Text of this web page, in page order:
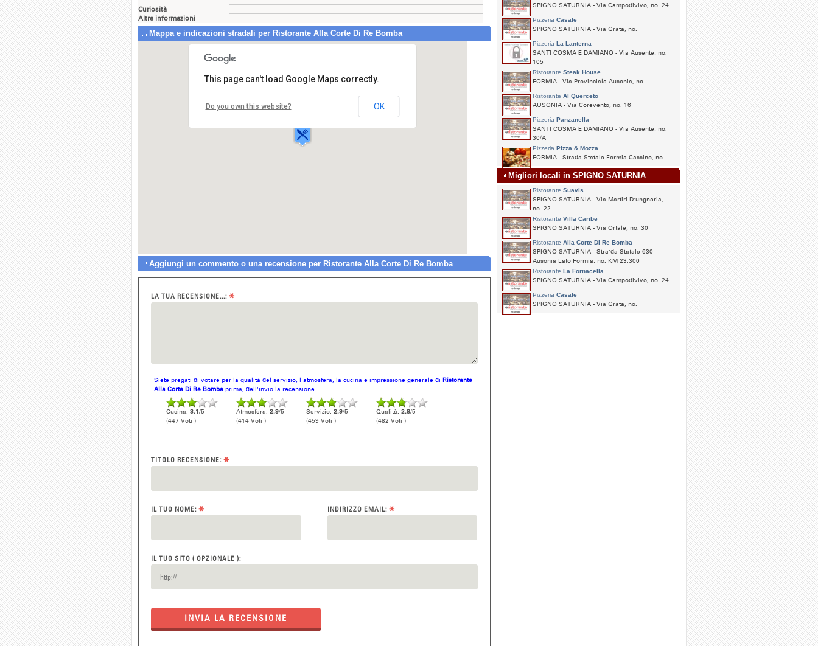
Curiosità
Altre informazioni
Mappa e indicazioni stradali per Ristorante Alla Corte Di Re Bomba
Formia,KM 23.300
This page can't load Google Maps correctly.
Do you own this website? OK
Aggiungi un commento o una recensione per Ristorante Alla Corte Di Re Bomba
LA TUA RECENSIONE...: *
Siete pregati di votare per la qualità del servizio, l'atmosfera, la cucina e impressione generale di Ristorante
Alla Corte Di Re Bomba prima, dell'invio la recensione.
Cucina: 3.1/5
(447 Voti )
Atmosfera: 2.9/5
(414 Voti )
Servizio: 2.9/5
(459 Voti )
Qualità: 2.8/5
(482 Voti )
TITOLO RECENSIONE: *
IL TUO NOME: * INDIRIZZO EMAIL:*
IL TUO SITO ( OPZIONALE ):
INVIA LA RECENSIONE
SPIGNO SATURNIA - Via Campodivivo, no. 24
Pizzeria Casale
SPIGNO SATURNIA - Via Grata, no.
Pizzeria La Lanterna
SANTI COSMA E DAMIANO - Via Ausente, no.
105
Ristorante Steak House
FORMIA - Via Provinciale Ausonia, no.
Ristorante Al Querceto
AUSONIA - Via Corevento, no. 16
Pizzeria Panzanella
SANTI COSMA E DAMIANO - Via Ausente, no.
30/A
Pizzeria Pizza & Mozza
FORMIA - Strada Statale Formia-Cassino, no.
Migliori locali in SPIGNO SATURNIA
Ristorante Suavis
SPIGNO SATURNIA - Via Martiri D'ungheria,
no. 22
Ristorante Villa Caribe
SPIGNO SATURNIA - Via Ortale, no. 30
Ristorante Alla Corte Di Re Bomba
SPIGNO SATURNIA - Stra'da Statale 630
Ausonia Lato Formia, no. KM 23.300
Ristorante La Fornacella
SPIGNO SATURNIA - Via Campodivivo, no. 24
Pizzeria Casale
SPIGNO SATURNIA - Via Grata, no.